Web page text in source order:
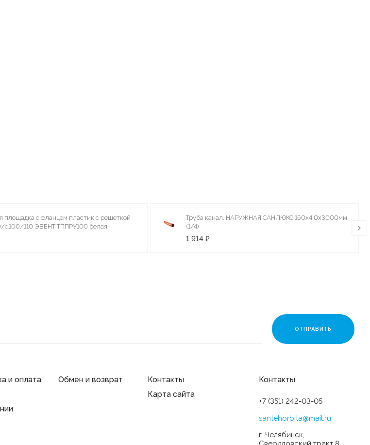
площадка с фланцем пластик с решеткой
d100/110 ЭВЕНТ ТППРУ100 белая
Труба канал. НАРУЖНАЯ САНЛЮКС 160х4,0х3000мм
(1/4)
1 914 ₽
и оплата Обмен и возврат
Контакты
Карта сайта
Контакты
+7 (351) 242-03-05
santehorbita@mail.ru
г. Челябинск,